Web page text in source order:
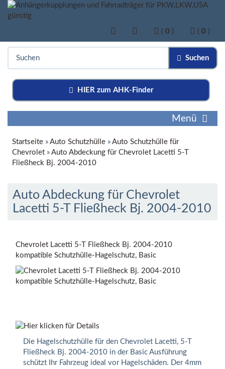
( 0 ) ( 0 )
Suchen
HIER zum AHK-Finder
Menü
Startseite » Auto Schutzhülle » Auto Schutzhülle für
Chevrolet » Auto Abdeckung für Chevrolet Lacetti 5-T
Fließheck Bj. 2004-2010
Auto Abdeckung für Chevrolet
Lacetti 5-T Fließheck Bj. 2004-2010
Chevrolet Lacetti 5-T Fließheck Bj. 2004-2010
kompatible Schutzhülle-Hagelschutz, Basic
Die Hagelschutzhülle für den Chevrolet Lacetti, 5-T
Fließheck Bj. 2004-2010 in der Basic Ausführung
schützt Ihr Fahrzeug ideal vor Hagelschäden. Der 4mm